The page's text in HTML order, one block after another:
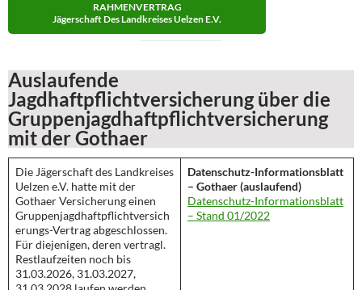
RAHMENVERTRAG
Jägerschaft Des Landkreises Uelzen E.V.
Auslaufende
Jagdhaftpflichtversicherung über die
Gruppenjagdhaftpflichtversicherung
mit der Gothaer
Die Jägerschaft des Landkreises
Uelzen e.V. hatte mit der
Gothaer Versicherung einen
Gruppenjagdhaftpflichtversich
erungs-Vertrag abgeschlossen.
Für diejenigen, deren vertragl.
Restlaufzeiten noch bis
31.03.2026, 31.03.2027,
Datenschutz-Informationsblatt
– Gothaer (auslaufend)
Datenschutz-Informationsblatt
– Stand 01/2022